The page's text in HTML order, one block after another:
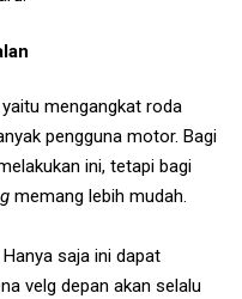
yaitu mengangkat roda
pengguna motor. Bagi
ini, tetapi bagi
memang lebih mudah.
saja ini dapat
velg depan akan selalu